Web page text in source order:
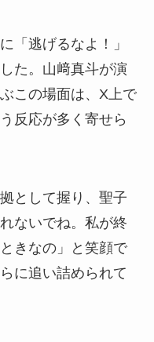
「逃げるなよ！」
た。山﨑真斗が演
この場面は、X上で
反応が多く寄せら
として握り、聖子
ないでね。私が終
きなの」と笑顔で
に追い詰められて